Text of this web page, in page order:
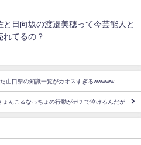
と日向坂の渡邉美穂って今芸能人と
れてるの？
山口県の知識一覧がカオスすぎるwwwww
ょんこ＆なっちょの行動がガチで泣けるんだが